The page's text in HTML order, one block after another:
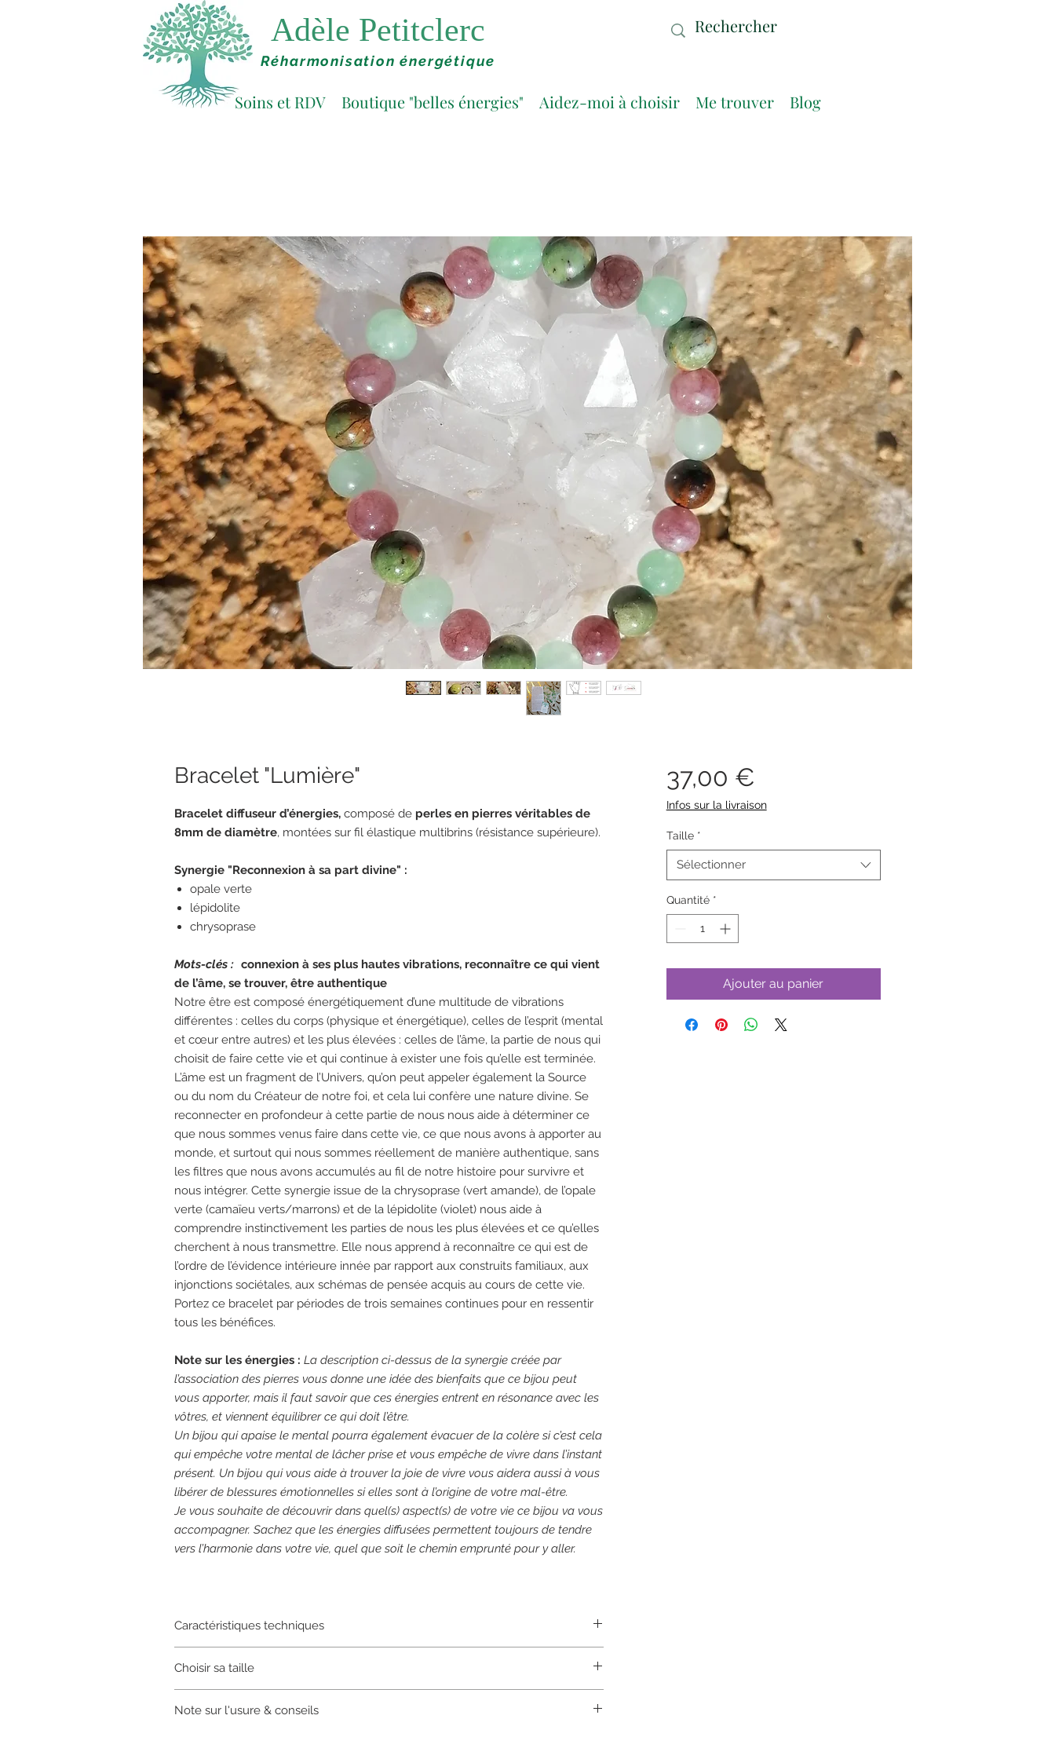
Adèle Petitclerc
Réharmonisation énergétique
Soins et RDV Boutique "belles énergies" Aidez-moi à choisir Me trouver Blog
Bracelet "Lumière"
Bracelet diffuseur d’énergies, composé de perles en pierres véritables de
8mm de diamètre, montées sur fil élastique multibrins (résistance supérieure).
Synergie "Reconnexion à sa part divine" :
opale verte
lépidolite
chrysoprase
Mots-clés : connexion à ses plus hautes vibrations, reconnaître ce qui vient
de l’âme, se trouver, être authentique
Notre être est composé énergétiquement d’une multitude de vibrations
différentes : celles du corps (physique et énergétique), celles de l’esprit (mental
et cœur entre autres) et les plus élevées : celles de l’âme, la partie de nous qui
choisit de faire cette vie et qui continue à exister une fois qu’elle est terminée.
L’âme est un fragment de l’Univers, qu’on peut appeler également la Source
ou du nom du Créateur de notre foi, et cela lui confère une nature divine. Se
reconnecter en profondeur à cette partie de nous nous aide à déterminer ce
que nous sommes venus faire dans cette vie, ce que nous avons à apporter au
monde, et surtout qui nous sommes réellement de manière authentique, sans
les filtres que nous avons accumulés au fil de notre histoire pour survivre et
nous intégrer. Cette synergie issue de la chrysoprase (vert amande), de l’opale
verte (camaïeu verts/marrons) et de la lépidolite (violet) nous aide à
comprendre instinctivement les parties de nous les plus élevées et ce qu’elles
cherchent à nous transmettre. Elle nous apprend à reconnaître ce qui est de
l’ordre de l’évidence intérieure innée par rapport aux construits familiaux, aux
injonctions sociétales, aux schémas de pensée acquis au cours de cette vie.
Portez ce bracelet par périodes de trois semaines continues pour en ressentir
tous les bénéfices.
Note sur les énergies : La description ci-dessus de la synergie créée par
l’association des pierres vous donne une idée des bienfaits que ce bijou peut
vous apporter, mais il faut savoir que ces énergies entrent en résonance avec les
vôtres, et viennent équilibrer ce qui doit l’être.
Un bijou qui apaise le mental pourra également évacuer de la colère si c’est cela
qui empêche votre mental de lâcher prise et vous empêche de vivre dans l’instant
présent. Un bijou qui vous aide à trouver la joie de vivre vous aidera aussi à vous
libérer de blessures émotionnelles si elles sont à l’origine de votre mal-être.
Je vous souhaite de découvrir dans quel(s) aspect(s) de votre vie ce bijou va vous
accompagner. Sachez que les énergies diffusées permettent toujours de tendre
vers l’harmonie dans votre vie, quel que soit le chemin emprunté pour y aller.
Caractéristiques techniques
diamètre, montées sur fil élastique multibrins (résistance supérieure) par mes soins.
Selon la taille, il peut parfois y avoir une ou plusieurs perles d’espacement. Le type
varie selon mon inspiration : il peut s'agir d'une perle en pierre de 4mm, en acier, en
Choisir sa taille
S : tour de poignet jusqu'à 15 cm (entre 21,5 ou 22 perles selon les modèles)
Note sur l'usure & conseils
37,00 €
Infos sur la livraison
Taille *
Sélectionner
Quantité *
Ajouter au panier